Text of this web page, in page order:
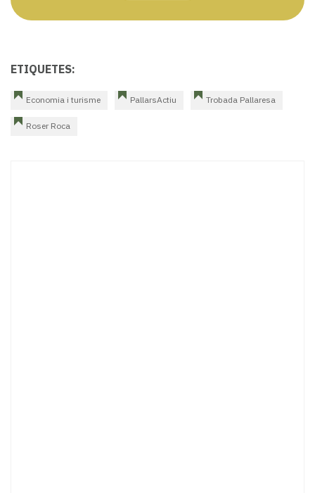
ETIQUETES:
Economia i turisme PallarsActiu Trobada Pallaresa
Roser Roca